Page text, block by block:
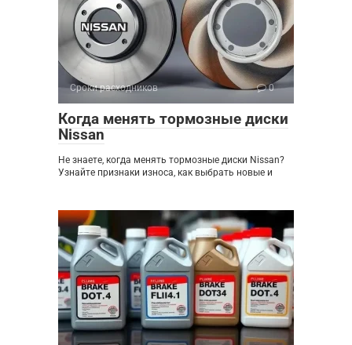
Сроки расходников 0
Когда менять тормозные диски
Nissan
Не знаете, когда менять тормозные диски Nissan?
Узнайте признаки износа, как выбрать новые и